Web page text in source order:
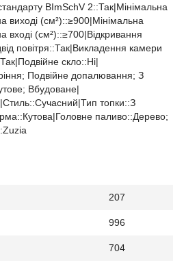
BImSchV 2::Так|Мінімальна
виході (см²)::≥900|Мінімальна
вході (см²)::≥700|Відкривання
повітря::Так|Викладення камери
скло::Ні|
Подвійне допалювання; З
Вбудоване|
топки::З
паливо::Дерево;
207
996
704